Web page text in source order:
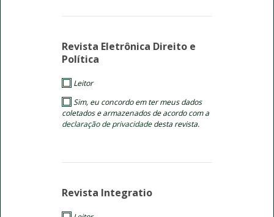
Revista Eletrônica Direito e
Política
Leitor
coletados e armazenados de acordo com a
declaração de privacidadedesta revista.
Revista Integratio